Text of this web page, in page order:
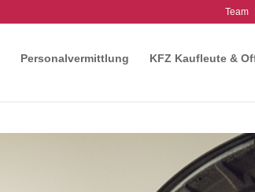
Team
Personalvermittlung KFZ Kaufleute &